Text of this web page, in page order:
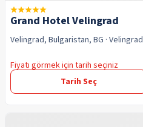
Grand Hotel Velingrad
Velingrad, Bulgaristan, BG · Velingrad
Fiyatı görmek için tarih seçiniz
Tarih Seç